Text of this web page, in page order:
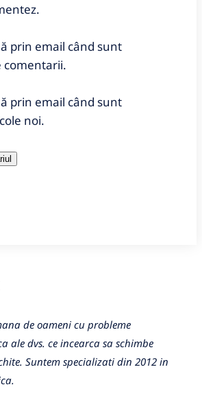
prin email când sunt
comentarii.
prin email când sunt
noi.
de oameni cu probleme
ale dvs. ce incearca sa schimbe
Suntem specializati din 2012 in